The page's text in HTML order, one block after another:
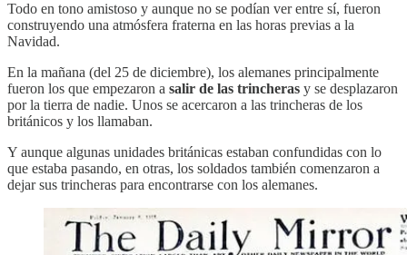
Todo en tono amistoso y aunque no se podían ver entre sí, fueron
construyendo una atmósfera fraterna en las horas previas a la
Navidad.
En la mañana (del 25 de diciembre), los alemanes principalmente
fueron los que empezaron a salir de las trincheras y se desplazaron
por la tierra de nadie. Unos se acercaron a las trincheras de los
británicos y los llamaban.
Y aunque algunas unidades británicas estaban confundidas con lo
que estaba pasando, en otras, los soldados también comenzaron a
dejar sus trincheras para encontrarse con los alemanes.